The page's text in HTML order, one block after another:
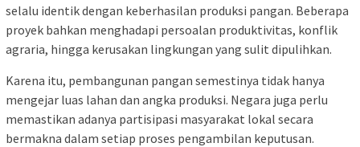
selalu identik dengan keberhasilan produksi pangan. Beberapa
proyek bahkan menghadapi persoalan produktivitas, konflik
agraria, hingga kerusakan lingkungan yang sulit dipulihkan.
Karena itu, pembangunan pangan semestinya tidak hanya
mengejar luas lahan dan angka produksi. Negara juga perlu
memastikan adanya partisipasi masyarakat lokal secara
bermakna dalam setiap proses pengambilan keputusan.